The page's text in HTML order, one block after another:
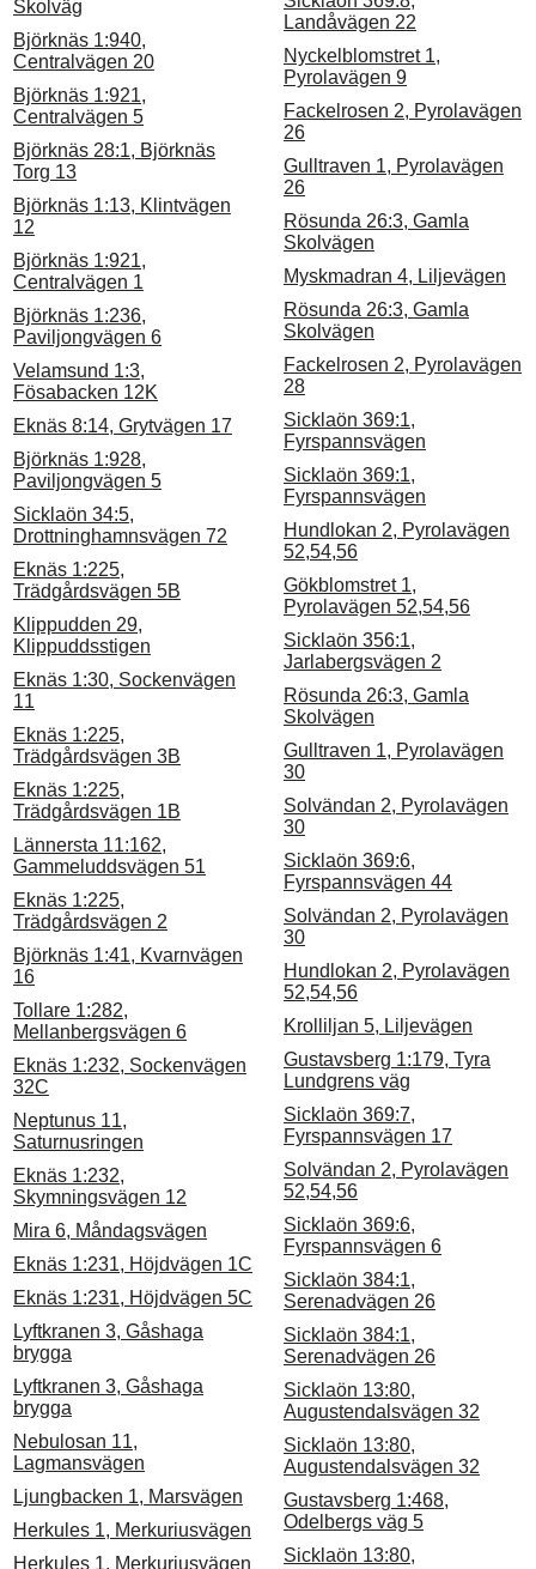
Skolväg
Björknäs 1:940,
Centralvägen 20
Björknäs 1:921,
Centralvägen 5
Björknäs 28:1, Björknäs
Torg 13
Björknäs 1:13, Klintvägen
12
Björknäs 1:921,
Centralvägen 1
Björknäs 1:236,
Paviljongvägen 6
Velamsund 1:3,
Fösabacken 12K
Eknäs 8:14, Grytvägen 17
Björknäs 1:928,
Paviljongvägen 5
Sicklaön 34:5,
Drottninghamnsvägen 72
Eknäs 1:225,
Trädgårdsvägen 5B
Klippudden 29,
Klippuddsstigen
Eknäs 1:30, Sockenvägen
11
Eknäs 1:225,
Trädgårdsvägen 3B
Eknäs 1:225,
Trädgårdsvägen 1B
Lännersta 11:162,
Gammeluddsvägen 51
Eknäs 1:225,
Trädgårdsvägen 2
Björknäs 1:41, Kvarnvägen
16
Tollare 1:282,
Mellanbergsvägen 6
Eknäs 1:232, Sockenvägen
32C
Neptunus 11,
Saturnusringen
Eknäs 1:232,
Skymningsvägen 12
Mira 6, Måndagsvägen
Eknäs 1:231, Höjdvägen 1C
Eknäs 1:231, Höjdvägen 5C
Lyftkranen 3, Gåshaga
brygga
Lyftkranen 3, Gåshaga
brygga
Nebulosan 11,
Lagmansvägen
Ljungbacken 1, Marsvägen
Herkules 1, Merkuriusvägen
Herkules 1, Merkuriusvägen
Landåvägen 22
Nyckelblomstret 1,
Pyrolavägen 9
Fackelrosen 2, Pyrolavägen
26
Gulltraven 1, Pyrolavägen
26
Rösunda 26:3, Gamla
Skolvägen
Myskmadran 4, Liljevägen
Rösunda 26:3, Gamla
Skolvägen
Fackelrosen 2, Pyrolavägen
28
Sicklaön 369:1,
Fyrspannsvägen
Sicklaön 369:1,
Fyrspannsvägen
Hundlokan 2, Pyrolavägen
52,54,56
Gökblomstret 1,
Pyrolavägen 52,54,56
Sicklaön 356:1,
Jarlabergsvägen 2
Rösunda 26:3, Gamla
Skolvägen
Gulltraven 1, Pyrolavägen
30
Solvändan 2, Pyrolavägen
30
Sicklaön 369:6,
Fyrspannsvägen 44
Solvändan 2, Pyrolavägen
30
Hundlokan 2, Pyrolavägen
52,54,56
Krolliljan 5, Liljevägen
Gustavsberg 1:179, Tyra
Lundgrens väg
Sicklaön 369:7,
Fyrspannsvägen 17
Solvändan 2, Pyrolavägen
52,54,56
Sicklaön 369:6,
Fyrspannsvägen 6
Sicklaön 384:1,
Serenadvägen 26
Sicklaön 384:1,
Serenadvägen 26
Sicklaön 13:80,
Augustendalsvägen 32
Sicklaön 13:80,
Augustendalsvägen 32
Gustavsberg 1:468,
Odelbergs väg 5
Sicklaön 13:80,